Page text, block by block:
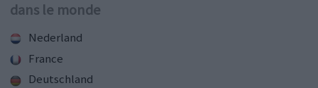
dans le monde
Nederland
France
Deutschland